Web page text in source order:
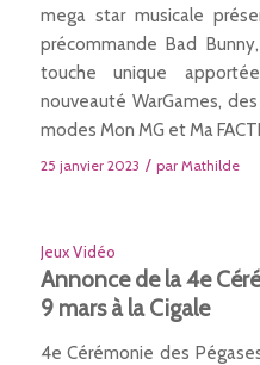
mega star musicale
précommande Bad
touche unique
nouveauté WarGames,
modes Mon MG et Ma
25 janvier 2023 / par Mathilde
Jeux Vidéo
Annonce de la 4e
9 mars à la Cigale
4e Cérémonie des